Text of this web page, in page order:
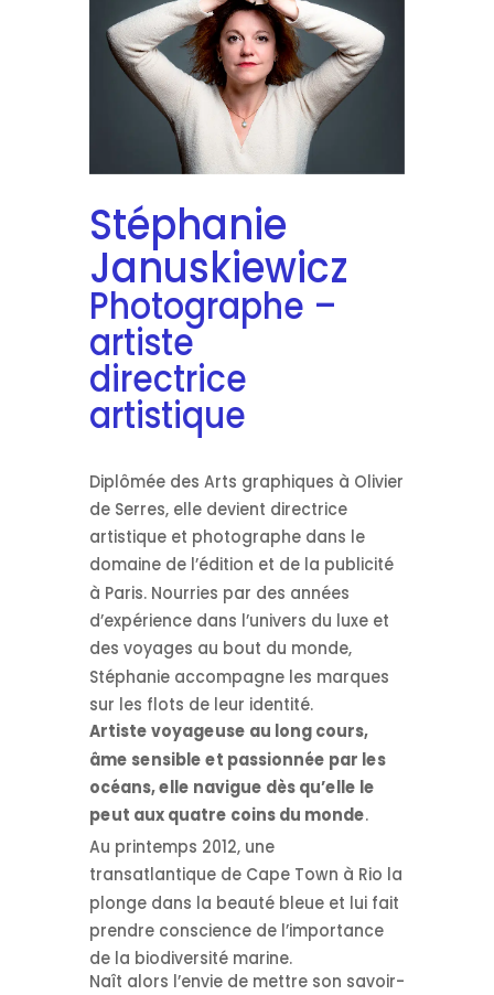
Stéphanie
Januskiewicz
Photographe –
artiste
directrice
artistique
Diplômée des Arts graphiques à Olivier
de Serres, elle devient directrice
artistique et photographe dans le
domaine de l’édition et de la publicité
à Paris. Nourries par des années
d’expérience dans l’univers du luxe et
des voyages au bout du monde,
Stéphanie accompagne les marques
sur les flots de leur identité.
Artiste voyageuse au long cours,
âme sensible et passionnée par les
océans, elle navigue dès qu’elle le
peut aux quatre coins du monde.
Au printemps 2012, une
transatlantique de Cape Town à Rio la
plonge dans la beauté bleue et lui fait
prendre conscience de l’importance
de la biodiversité marine.
Naît alors l’envie de mettre son savoir-